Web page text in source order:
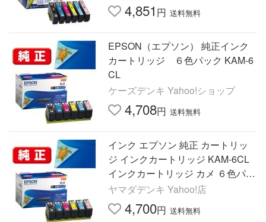
4,851 円 送料無料
EPSON（エプソン） 純正インク
カートリッジ ６色パック KAM-6
CL
ケーズデンキ Yahoo!ショップ
4,708円 送料無料
インク エプソン 純正 カートリッ
ジ インクカートリッジ KAM-6CL
インクカートリッジ カメ ６色パッ
ク インク
ヤマダデンキ Yahoo!店
4,700円 送料無料